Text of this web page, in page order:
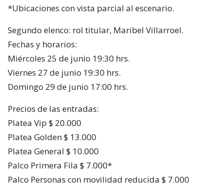
*Ubicaciones con vista parcial al escenario.
Segundo elenco: rol titular, Maribel Villarroel.
Fechas y horarios:
Miércoles 25 de junio 19:30 hrs.
Viernes 27 de junio 19:30 hrs.
Domingo 29 de junio 17:00 hrs.
Precios de las entradas:
Platea Vip $ 20.000
Platea Golden $ 13.000
Platea General $ 10.000
Palco Primera Fila $ 7.000*
Palco Personas con movilidad reducida $ 7.000